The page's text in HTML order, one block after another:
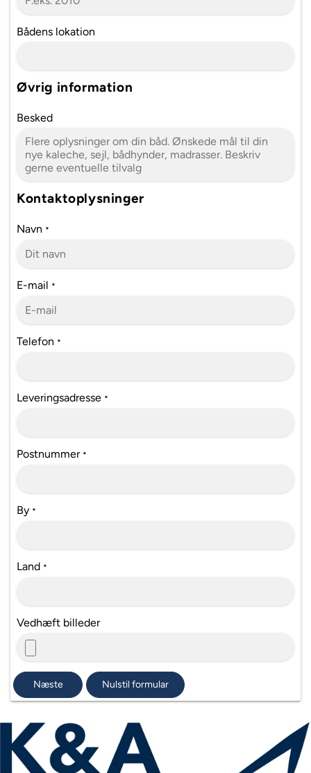
Bådens lokation
Øvrig information
Besked
Kontaktoplysninger
Navn *
E-mail *
Telefon *
Leveringsadresse *
Postnummer *
By *
Land *
Vedhæft billeder
Næste Nulstil formular